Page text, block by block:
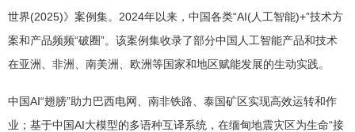
世界(2025)》案例集。2024年以来，中国各类“AI(人工智能)+”技术方
案和产品频频“破圈”。该案例集收录了部分中国人工智能产品和技术
在亚洲、非洲、南美洲、欧洲等国家和地区赋能发展的生动实践。
中国AI“翅膀”助力巴西电网、南非铁路、泰国矿区实现高效运转和作
业；基于中国AI大模型的多语种互译系统，在缅甸地震灾区为生命“接